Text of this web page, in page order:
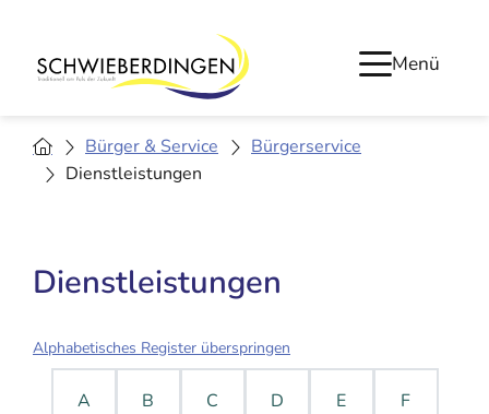
Menü
Bürger & Service
Bürgerservice
Dienstleistungen
Dienstleistungen
Alphabetisches Register überspringen
A B C D E F